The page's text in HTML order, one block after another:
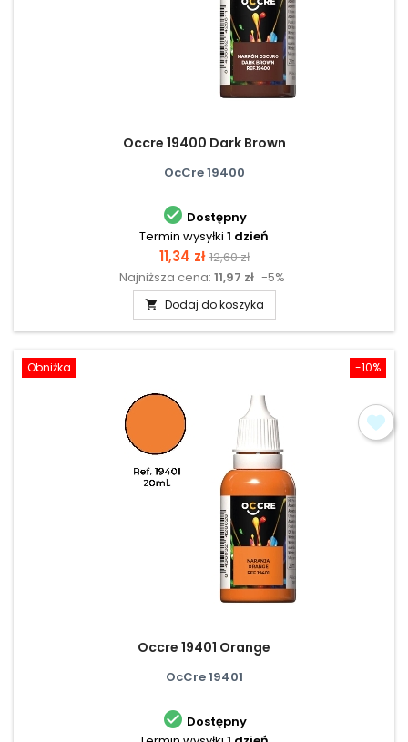
Occre 19400 Dark Brown
OcCre 19400
 Dostępny
Termin wysyłki 1 dzień
Cena
11,34 zł Cena
podstawowa
12,60 zł
Najniższa cena: 11,97 zł -5%
 Dodaj do koszyka
-10%
Obniżka
Occre 19401 Orange
OcCre 19401
 Dostępny